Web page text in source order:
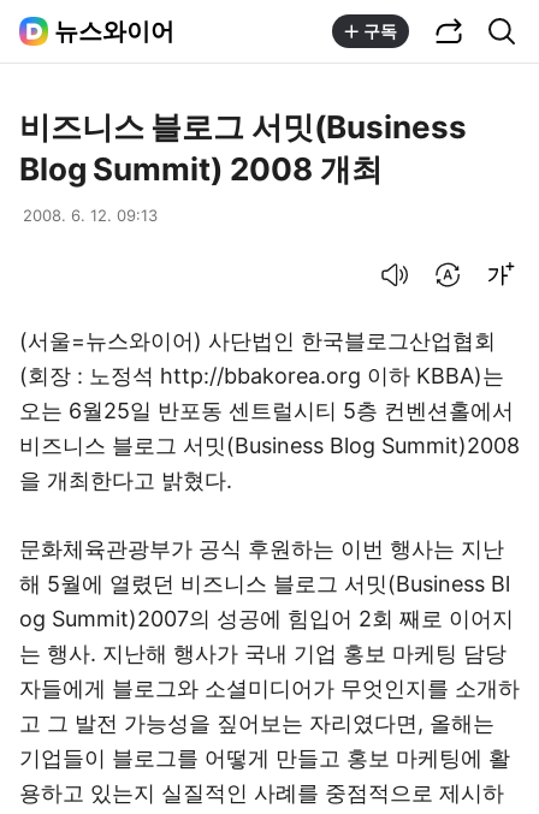
뉴스와이어 구독
비즈니스 블로그 서밋(Business
Blog Summit) 2008 개최
2008. 6. 12. 09:13
(서울=뉴스와이어) 사단법인 한국블로그산업협회
(회장 : 노정석 http://bbakorea.org 이하 KBBA)는
오는 6월25일 반포동 센트럴시티 5층 컨벤션홀에서
비즈니스 블로그 서밋(Business Blog Summit)2008
을 개최한다고 밝혔다.
문화체육관광부가 공식 후원하는 이번 행사는 지난
해 5월에 열렸던 비즈니스 블로그 서밋(Business Bl
og Summit)2007의 성공에 힘입어 2회 째로 이어지
는 행사. 지난해 행사가 국내 기업 홍보 마케팅 담당
자들에게 블로그와 소셜미디어가 무엇인지를 소개하
고 그 발전 가능성을 짚어보는 자리였다면, 올해는
기업들이 블로그를 어떻게 만들고 홍보 마케팅에 활
용하고 있는지 실질적인 사례를 중점적으로 제시하